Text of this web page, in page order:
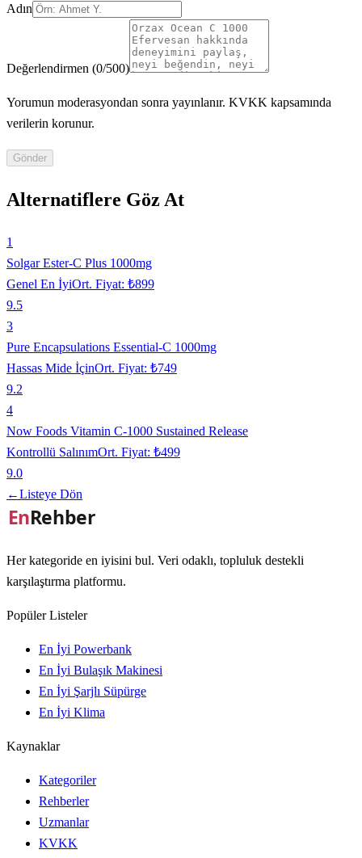
Adın
Değerlendirmen (0/500)
Yorumun moderasyondan sonra yayınlanır. KVKK kapsamında
verilerin korunur.
Gönder
Alternatiflere Göz At
1
Solgar Ester-C Plus 1000mg
Genel En İyiOrt. Fiyat: ₺899
9.5
3
Pure Encapsulations Essential-C 1000mg
Hassas Mide İçinOrt. Fiyat: ₺749
9.2
4
Now Foods Vitamin C-1000 Sustained Release
Kontrollü SalınımOrt. Fiyat: ₺499
9.0
←Listeye Dön
Her kategoride en iyisini bul. Veri odaklı, topluluk destekli
karşılaştırma platformu.
Popüler Listeler
En İyi Powerbank
En İyi Bulaşık Makinesi
En İyi Şarjlı Süpürge
En İyi Klima
Kaynaklar
Kategoriler
Rehberler
Uzmanlar
KVKK